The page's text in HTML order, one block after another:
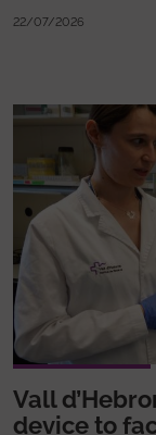
22/07/2026
Vall
device to